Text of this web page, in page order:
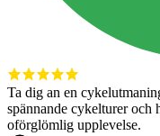
Ta dig an en
spännande cykelturer och
oförglömlig upplevelse.